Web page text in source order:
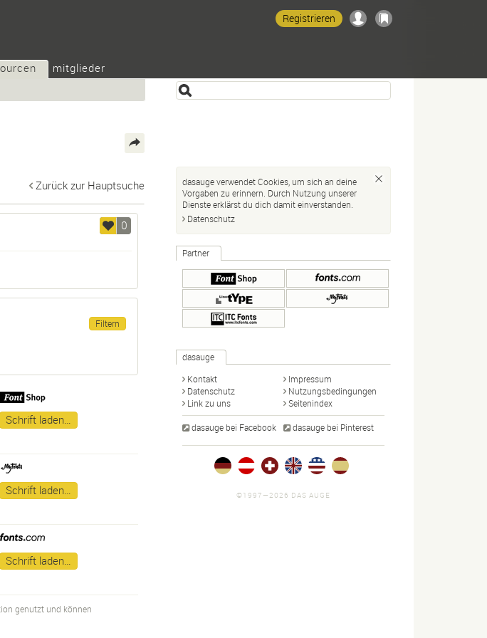
mitglieder
Registrieren
Zurück zur Hauptsuche
0
Schrift laden…
Schrift laden…
Schrift laden…
genutzt und können
dasauge verwendet Cookies, um sich an deine
Vorgaben zu erinnern. Durch Nutzung unserer
Dienste erklärst du dich damit einverstanden.
Datenschutz
Partner
dasauge
Kontakt
Impressum
Datenschutz
Nutzungsbedingungen
Link zu uns
Seitenindex
dasauge bei Facebook dasauge bei Pinterest
©1997—2026 DAS AUGE